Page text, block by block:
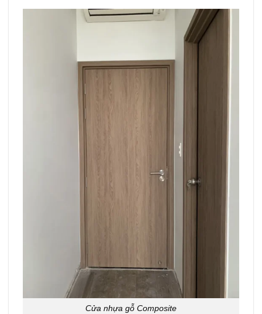
Cửa nhựa gỗ Composite